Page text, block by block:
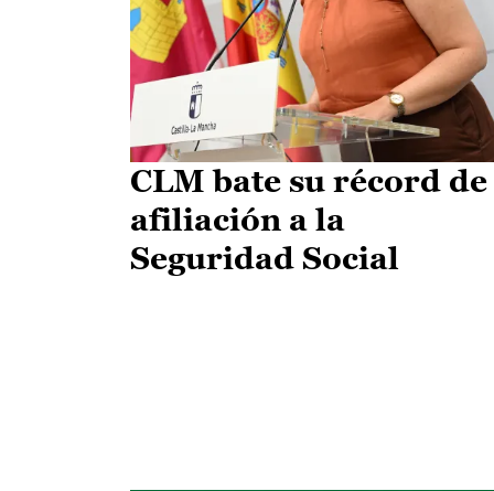
CLM bate su récord de
afiliación a la
Seguridad Social